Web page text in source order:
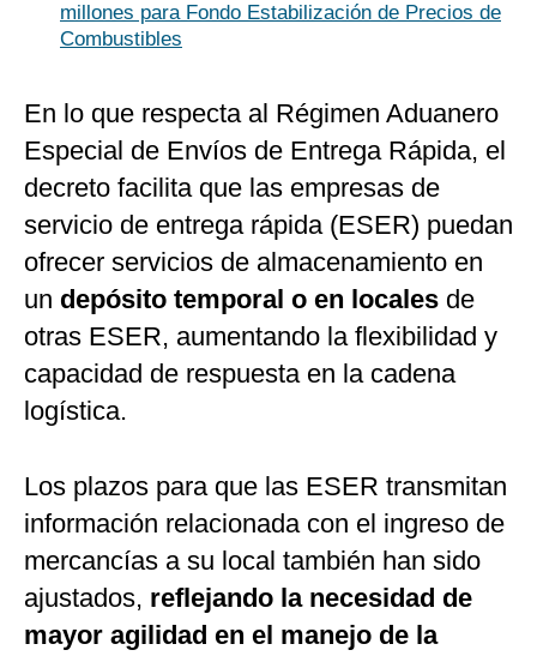
millones para Fondo Estabilización de Precios de
Combustibles
En lo que respecta al Régimen Aduanero
Especial de Envíos de Entrega Rápida, el
decreto facilita que las empresas de
servicio de entrega rápida (ESER) puedan
ofrecer servicios de almacenamiento en
un depósito temporal o en locales de
otras ESER, aumentando la flexibilidad y
capacidad de respuesta en la cadena
logística.
Los plazos para que las ESER transmitan
información relacionada con el ingreso de
mercancías a su local también han sido
ajustados, reflejando la necesidad de
mayor agilidad en el manejo de la